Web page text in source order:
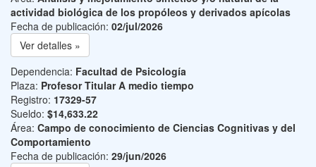
actividad biológica de los propóleos y derivados apícolas
Fecha de publicación: 02/jul/2026
Ver detalles »
Dependencia: Facultad de Psicología
Plaza: Profesor Titular A medio tiempo
Registro: 17329-57
Sueldo: $14,633.22
Área: Campo de conocimiento de Ciencias Cognitivas y del
Comportamiento
Fecha de publicación: 29/jun/2026